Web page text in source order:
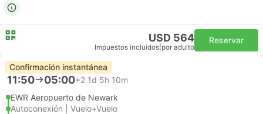
USD 564
Impuestos incluidos por adulto
Reservar
Confirmación instantánea
11:50 05:00+2 1d 5h 10m
EWR Aeropuerto de Newark
Autoconexión | Vuelo+Vuelo